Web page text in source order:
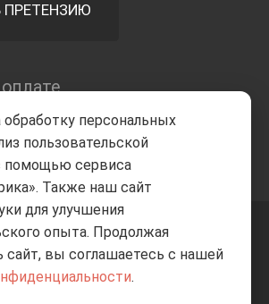
ПРЕТЕНЗИЮ
805 ВВЕРХ
обработку персональных
пользовательской
помощью сервиса
Также наш сайт
для улучшения
опыта. Продолжая
сайт, вы соглашаетесь с нашей
.